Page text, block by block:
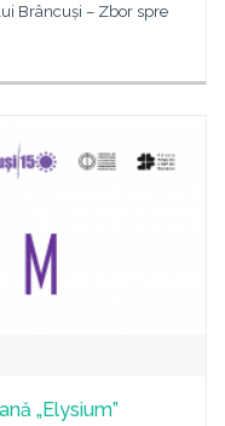
Brâncuși – Zbor spre
„Elysium”